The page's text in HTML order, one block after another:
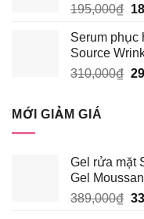
195,000₫
là:
Serum phục
Source
310,000₫
MỚI GIẢM GIÁ
Gel rửa mặt
Gel
389,000₫